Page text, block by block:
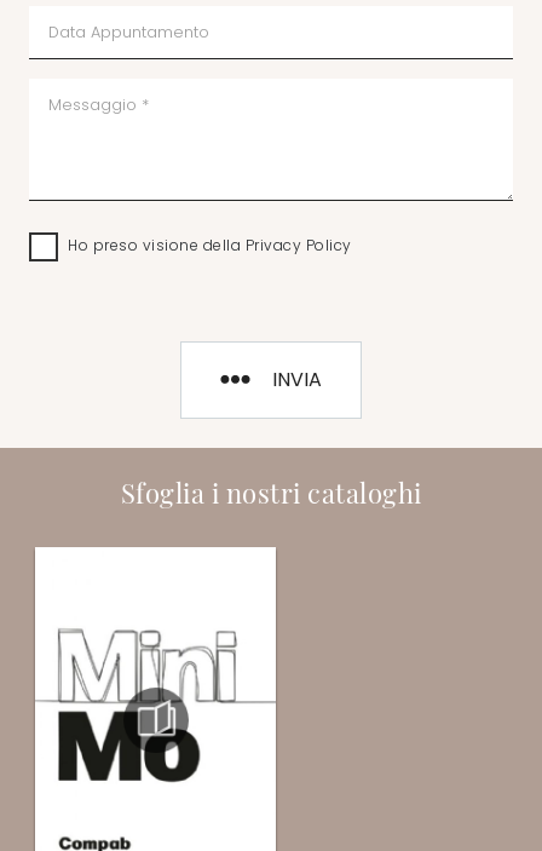
Sfoglia i nostri cataloghi
Ho preso visione della Privacy Policy
INVIA